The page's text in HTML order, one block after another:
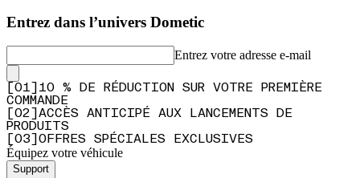
Entrez dans l’univers Dometic
Entrez votre adresse e-mail
01
10 % DE RÉDUCTION SUR VOTRE PREMIÈRE
COMMANDE
02
ACCÈS ANTICIPÉ AUX LANCEMENTS DE
PRODUITS
03 OFFRES SPÉCIALES EXCLUSIVES
Équipez votre véhicule
Support